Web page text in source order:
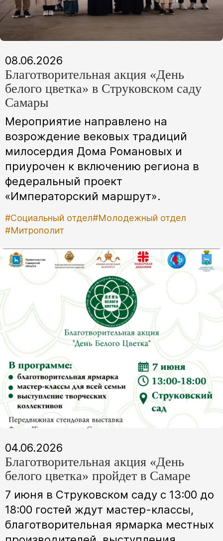
08.06.2026
Благотворительная акция «День
белого цветка» в Струковском саду
Самары
Мероприятие направлено на
возрождение вековых традиций
милосердия Дома Романовых и
приурочен к включению региона в
федеральный проект
«Императорский маршрут».
#Социальный отдел#Молодежный отдел
#Митрополит
04.06.2026
Благотворительная акция «День
белого цветка» пройдет в Самаре
7 июня в Струковском саду с 13:00 до
18:00 гостей ждут мастер-классы,
благотворительная ярмарка местных